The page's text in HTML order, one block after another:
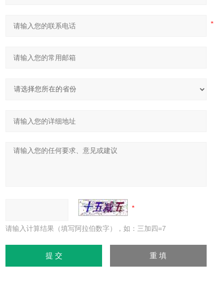
请输入计算结果（填写阿拉伯数字），如：三加四=7